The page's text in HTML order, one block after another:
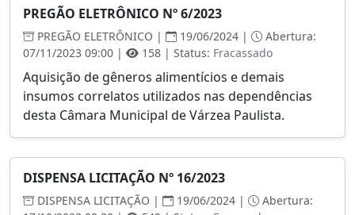
PREGÃO ELETRÔNICO Nº 6/2023
PREGÃO ELETRÔNICO | 19/06/2024 |
Abertura:
07/11/2023 09:00 |
158 | Status: Fracassado
Aquisição de gêneros alimentícios e demais
insumos correlatos utilizados nas dependências
desta Câmara Municipal de Várzea Paulista.
DISPENSA LICITAÇÃO Nº 16/2023
DISPENSA LICITAÇÃO | 19/06/2024 |
Abertura: